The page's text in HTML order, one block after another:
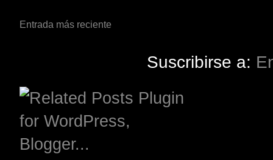
Entrada más reciente
Suscribirse a: